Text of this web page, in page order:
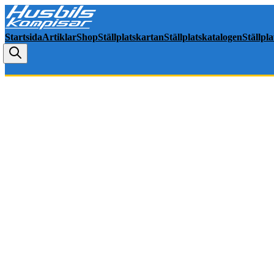
StartsidaArtiklarShopStällplatskartanStällplatskatalogen